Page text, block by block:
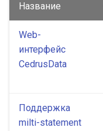
Название
Web-
интерфейс
CedrusData
Поддержка
milti-statement